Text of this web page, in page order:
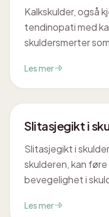
Kalkskulder, også
tendinopati med
skuldersmerter
dannes
området rundt
perioder med
bevegelse i
Les mer
Slitasjegikt i
Slitasjegikt i
skulderen, kan
bevegelighet i
Les mer